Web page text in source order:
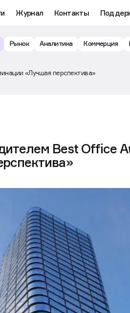
Журнал Контакты
Рынок Аналитика Коммерция
«Лучшая перспектива»
Best Office